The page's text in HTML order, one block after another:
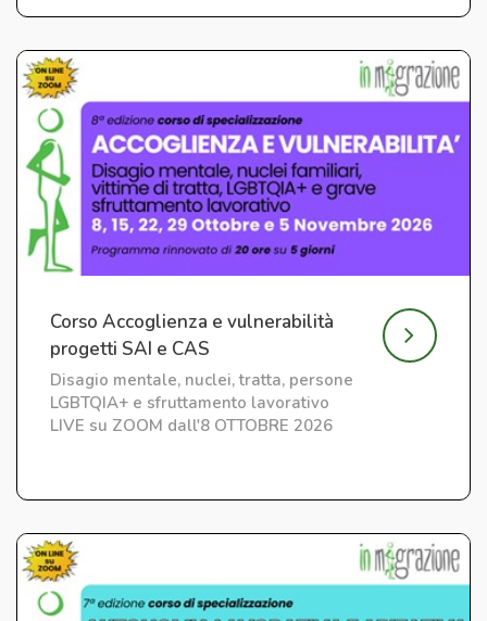
Corso Accoglienza e vulnerabilità
progetti SAI e CAS
Disagio mentale, nuclei, tratta, persone
LGBTQIA+ e sfruttamento lavorativo
LIVE su ZOOM dall'8 OTTOBRE 2026